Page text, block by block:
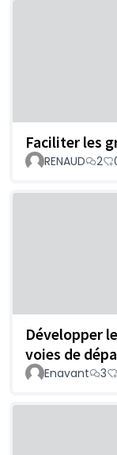
Faciliter les
RENAUD 2
Développer
voies de
Enavant 3